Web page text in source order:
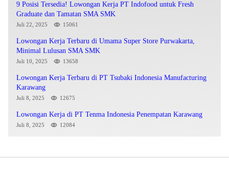
9 Posisi Tersedia! Lowongan Kerja PT Indofood untuk Fresh
Graduate dan Tamatan SMA SMK
Juli 22, 2025 15061
Lowongan Kerja Terbaru di Umama Super Store Purwakarta,
Minimal Lulusan SMA SMK
Juli 10, 2025 13658
Lowongan Kerja Terbaru di PT Tsubaki Indonesia Manufacturing
Karawang
Juli 8, 2025 12675
Lowongan Kerja di PT Tenma Indonesia Penempatan Karawang
Juli 8, 2025 12084